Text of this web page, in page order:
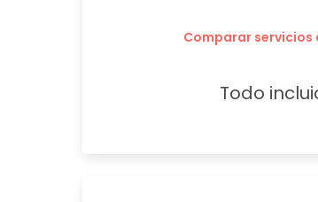
Comparar
Todo